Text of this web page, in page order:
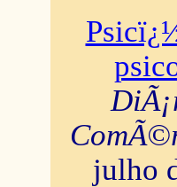
julho